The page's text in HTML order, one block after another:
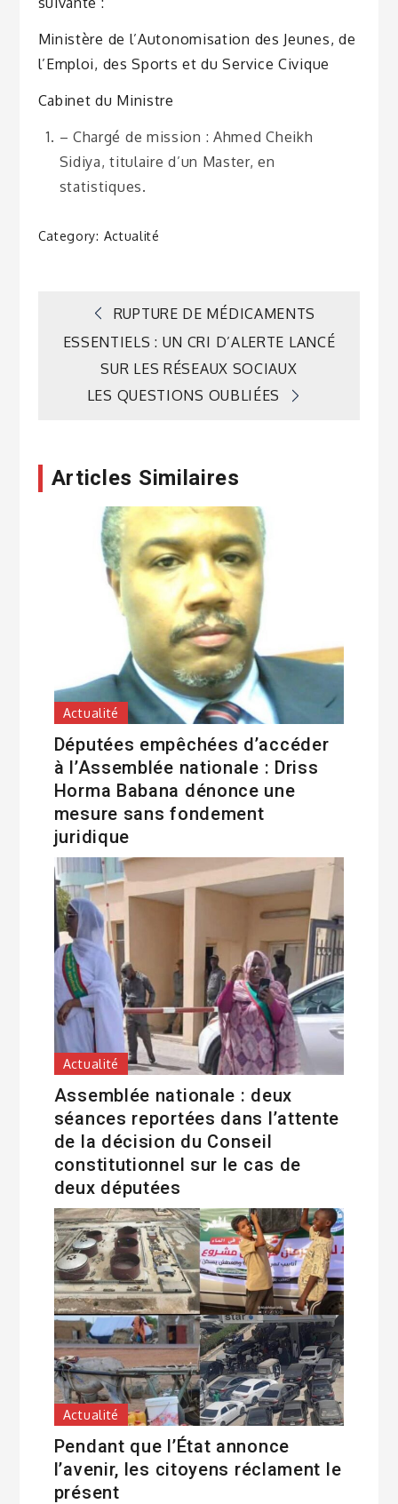
Ministère de l’Autonomisation des Jeunes, de
l’Emploi, des Sports et du Service Civique
Cabinet du Ministre
– Chargé de mission : Ahmed Cheikh
Sidiya, titulaire d’un Master, en
statistiques.
Category: Actualité
Navigation
l’article
RUPTURE DE MÉDICAMENTS
ESSENTIELS : UN CRI D’ALERTE LANCÉ
SUR LES RÉSEAUX SOCIAUX
LES QUESTIONS OUBLIÉES
Articles Similaires
Actualité
Députées empêchées d’accéder
à l’Assemblée nationale : Driss
Horma Babana dénonce une
mesure sans fondement
juridique
Actualité
Assemblée nationale : deux
séances reportées dans l’attente
de la décision du Conseil
constitutionnel sur le cas de
deux députées
Actualité
Pendant que l’État annonce
l’avenir, les citoyens réclament le
présent